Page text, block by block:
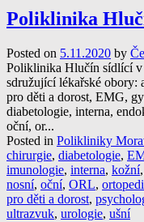
Poliklinika
Posted on 5.11.2020 by
Poliklinika Hlučín sídlící v
sdružující lékařské obory:
pro děti a dorost, EMG,
diabetologie, interna,
oční, or...
Posted in Polikliniky
chirurgie, diabetologie,
imunologie, interna, kožní,
nosní, oční, ORL,
pro děti a dorost,
ultrazvuk, urologie, ušní